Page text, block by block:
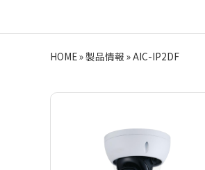
HOME»製品情報 »AIC-IP2DF